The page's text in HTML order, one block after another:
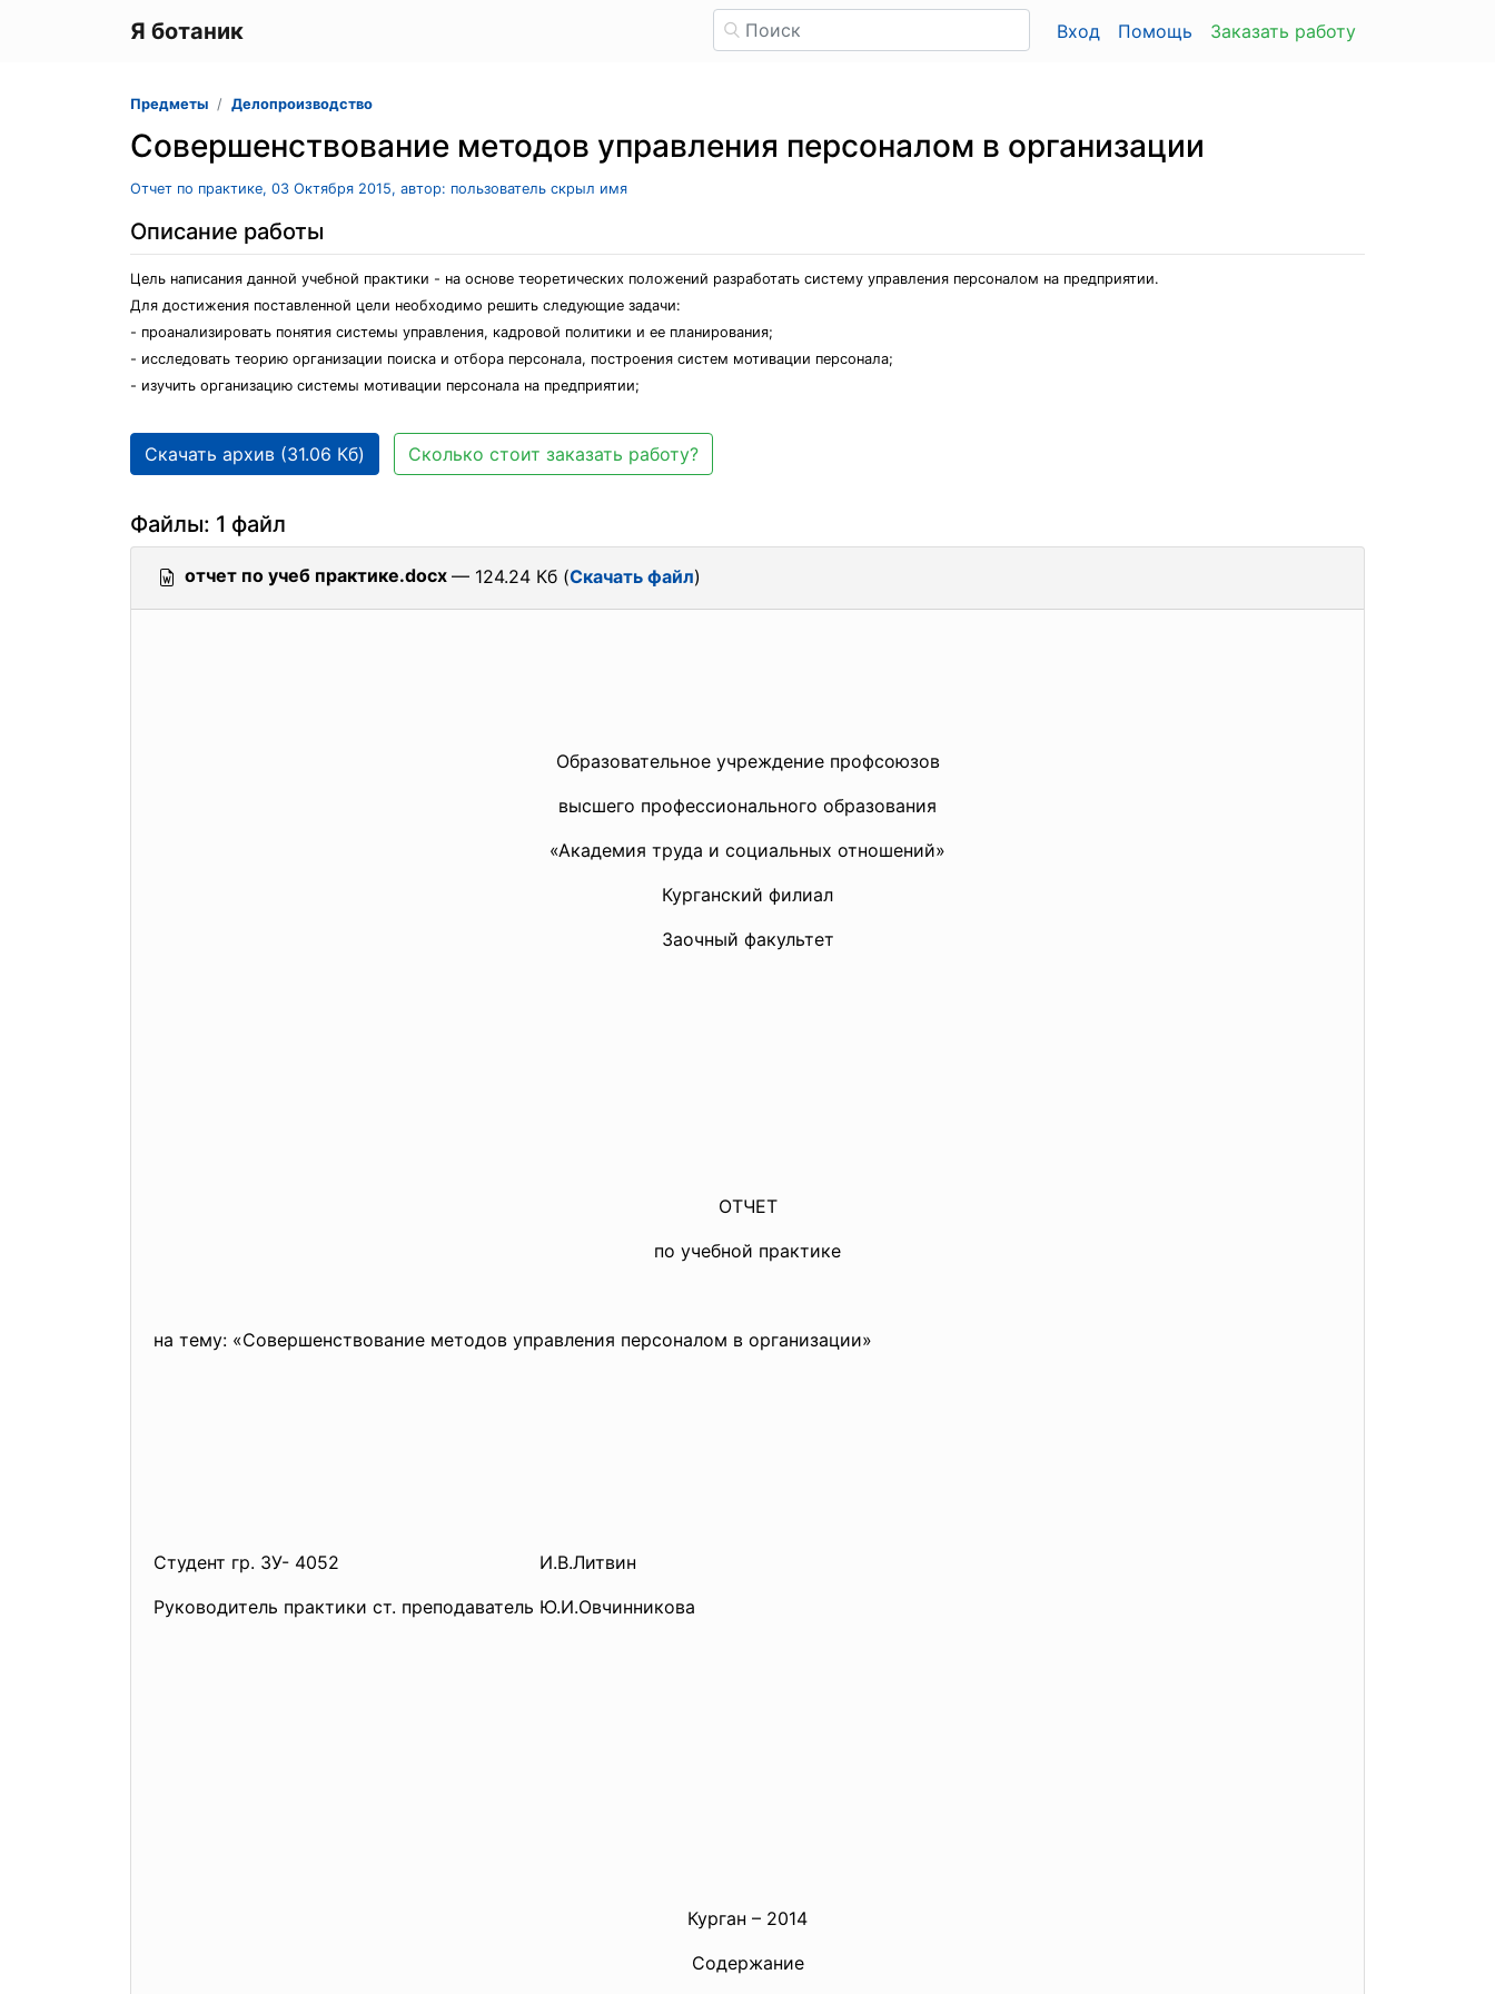
Я ботаник Вход Помощь Заказать работу
Предметы Делопроизводство
Совершенствование методов управления персоналом в организации
Отчет по практике, 03 Октября 2015, автор: пользователь скрыл имя
Описание работы
Цель написания данной учебной практики - на основе теоретических положений разработать систему управления персоналом на предприятии.
Для достижения поставленной цели необходимо решить следующие задачи:
- проанализировать понятия системы управления, кадровой политики и ее планирования;
- исследовать теорию организации поиска и отбора персонала, построения систем мотивации персонала;
- изучить организацию системы мотивации персонала на предприятии;
Скачать архив (31.06 Кб) Сколько стоит заказать работу?
Файлы: 1 файл
отчет по учеб практике.docx — 124.24 Кб (Скачать файл)
Образовательное учреждение профсоюзов
высшего профессионального образования
«Академия труда и социальных отношений»
Курганский филиал
Заочный факультет
ОТЧЕТ
по учебной практике
на тему: «Совершенствование методов управления персоналом в организации»
Студент гр. ЗУ- 4052
И.В.Литвин
Руководитель практики ст. преподаватель Ю.И.Овчинникова
Курган – 2014
Содержание